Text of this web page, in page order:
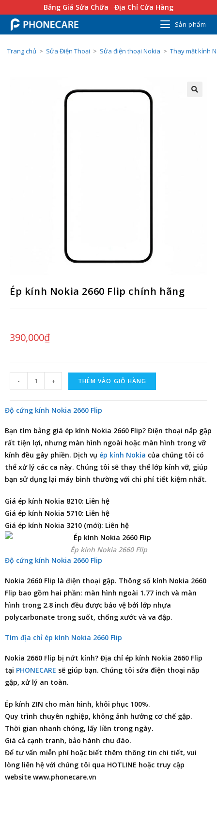
Bảng Giá Sửa Chữa Địa Chỉ Cửa Hàng
Sản phẩm
Trang chủ > Sửa Điện Thoại > Sửa điện thoại Nokia > Thay mặt kính
Ép kính Nokia 2660 Flip chính hãng
390,000₫
- + THÊM VÀO GIỎ HÀNG
Độ cứng kính Nokia 2660 Flip
Bạn tìm bảng giá ép kính Nokia 2660 Flip? Điện thoại nắp gập
rất tiện lợi, nhưng màn hình ngoài hoặc màn hình trong vỡ
kính đều gây phiền. Dịch vụ ép kính Nokia của chúng tôi có
thể xử lý các ca này. Chúng tôi sẽ thay thế lớp kính vỡ, giúp
bạn sử dụng lại máy bình thường với chi phí tiết kiệm nhất.
Giá ép kính Nokia 8210: Liên hệ
Giá ép kính Nokia 5710: Liên hệ
Giá ép kính Nokia 3210 (mới): Liên hệ
Ép kính Nokia 2660 Flip
Độ cứng kính Nokia 2660 Flip
Nokia 2660 Flip là điện thoại gập. Thông số kính Nokia 2660
Flip bao gồm hai phần: màn hình ngoài 1.77 inch và màn
hình trong 2.8 inch đều được bảo vệ bởi lớp nhựa
polycarbonate trong suốt, chống xước và va đập.
Tìm địa chỉ ép kính Nokia 2660 Flip
Nokia 2660 Flip bị nứt kính? Địa chỉ ép kính Nokia 2660 Flip
tại PHONECARE sẽ giúp bạn. Chúng tôi sửa điện thoại nắp
gập, xử lý an toàn.
Ép kính ZIN cho màn hình, khôi phục 100%.
Quy trình chuyên nghiệp, không ảnh hưởng cơ chế gập.
Thời gian nhanh chóng, lấy liền trong ngày.
Giá cả cạnh tranh, bảo hành chu đáo.
Để tư vấn miễn phí hoặc biết thêm thông tin chi tiết, vui
lòng liên hệ với chúng tôi qua HOTLINE hoặc truy cập
website www.phonecare.vn